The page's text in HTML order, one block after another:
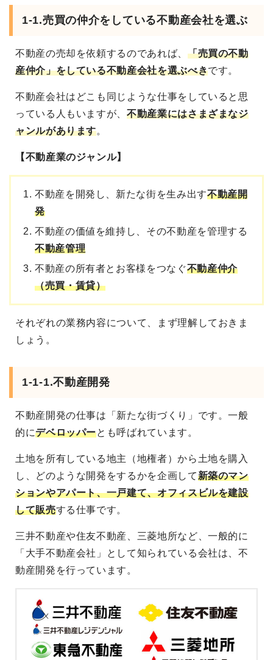
1-1.売買の仲介をしている不動産会社を選ぶ
不動産の売却を依頼するのであれば、 「売買の不動
産仲介」をしている不動産会社を選ぶべきです。
不動産会社はどこも同じような仕事をしていると思
っている人もいますが、不動産業にはさまざまなジ
ャンルがあります。
【不動産業のジャンル】
不動産を開発し、新たな街を生み出す不動産開
発
不動産の価値を維持し、その不動産を管理する
不動産管理
不動産の所有者とお客様をつなぐ不動産仲介
（売買・賃貸）
それぞれの業務内容について、まず理解しておきま
しょう。
1-1-1.不動産開発
不動産開発の仕事は「新たな街づくり」です。一般
的にデベロッパーとも呼ばれています。
土地を所有している地主（地権者）から土地を購入
し、どのような開発をするかを企画して新築のマン
ションやアパート、一戸建て、オフィスビルを建設
して販売する仕事です。
三井不動産や住友不動産、三菱地所など、一般的に
「大手不動産会社」として知られている会社は、不
動産開発を行っています。